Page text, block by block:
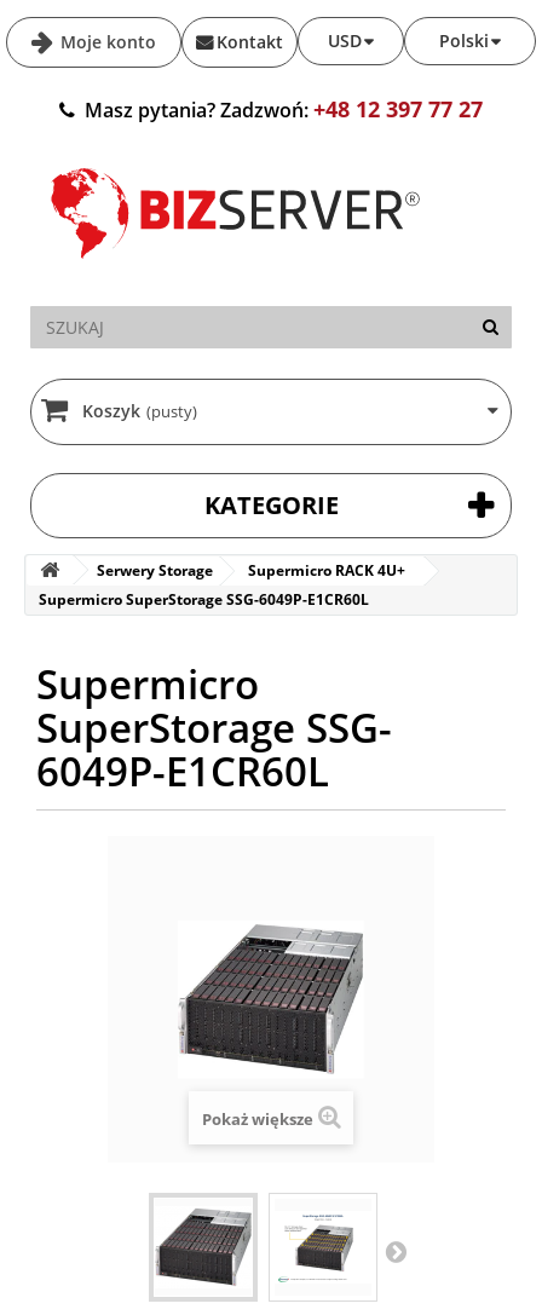
Moje konto Polski
USD
Kontakt
Masz pytania? Zadzwoń:+48 12 397 77 27
Koszyk (pusty)
KATEGORIE
Serwery Storage
Supermicro RACK 4U+
Supermicro SuperStorage SSG-6049P-E1CR60L
Supermicro
SuperStorage SSG-
6049P-E1CR60L
Pokaż większe